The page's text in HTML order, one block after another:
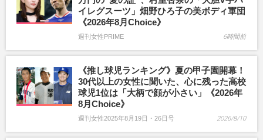
イレグスーツ」畑野ひろ子の美ボディ軍団
《2026年8月Choice》
週刊女性PRIME 6時間前
《推し球児ランキング》夏の甲子園開幕！
30代以上の女性に聞いた、心に残った高校
球児1位は「大柄で顔が小さい」《2026年
8月Choice》
週刊女性2025年8月19日・26日号 2026/8/10